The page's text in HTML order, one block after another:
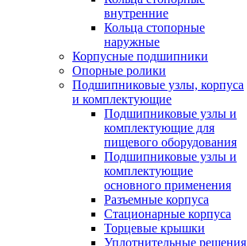
внутренние
Кольца стопорные
наружные
Корпусные подшипники
Опорные ролики
Подшипниковые узлы, корпуса
и комплектующие
Подшипниковые узлы и
комплектующие для
пищевого оборудования
Подшипниковые узлы и
комплектующие
основного применения
Разъемные корпуса
Стационарные корпуса
Торцевые крышки
Уплотнительные решения